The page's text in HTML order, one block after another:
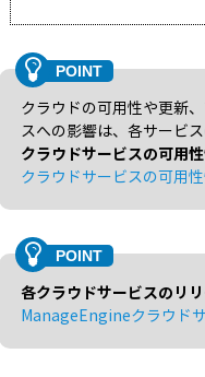
クラウドの可用性や更新
スへの影響は、各サービ
クラウドサービスの可用
クラウドサービスの可用性
各クラウドサービスのリ
ManageEngineクラウド